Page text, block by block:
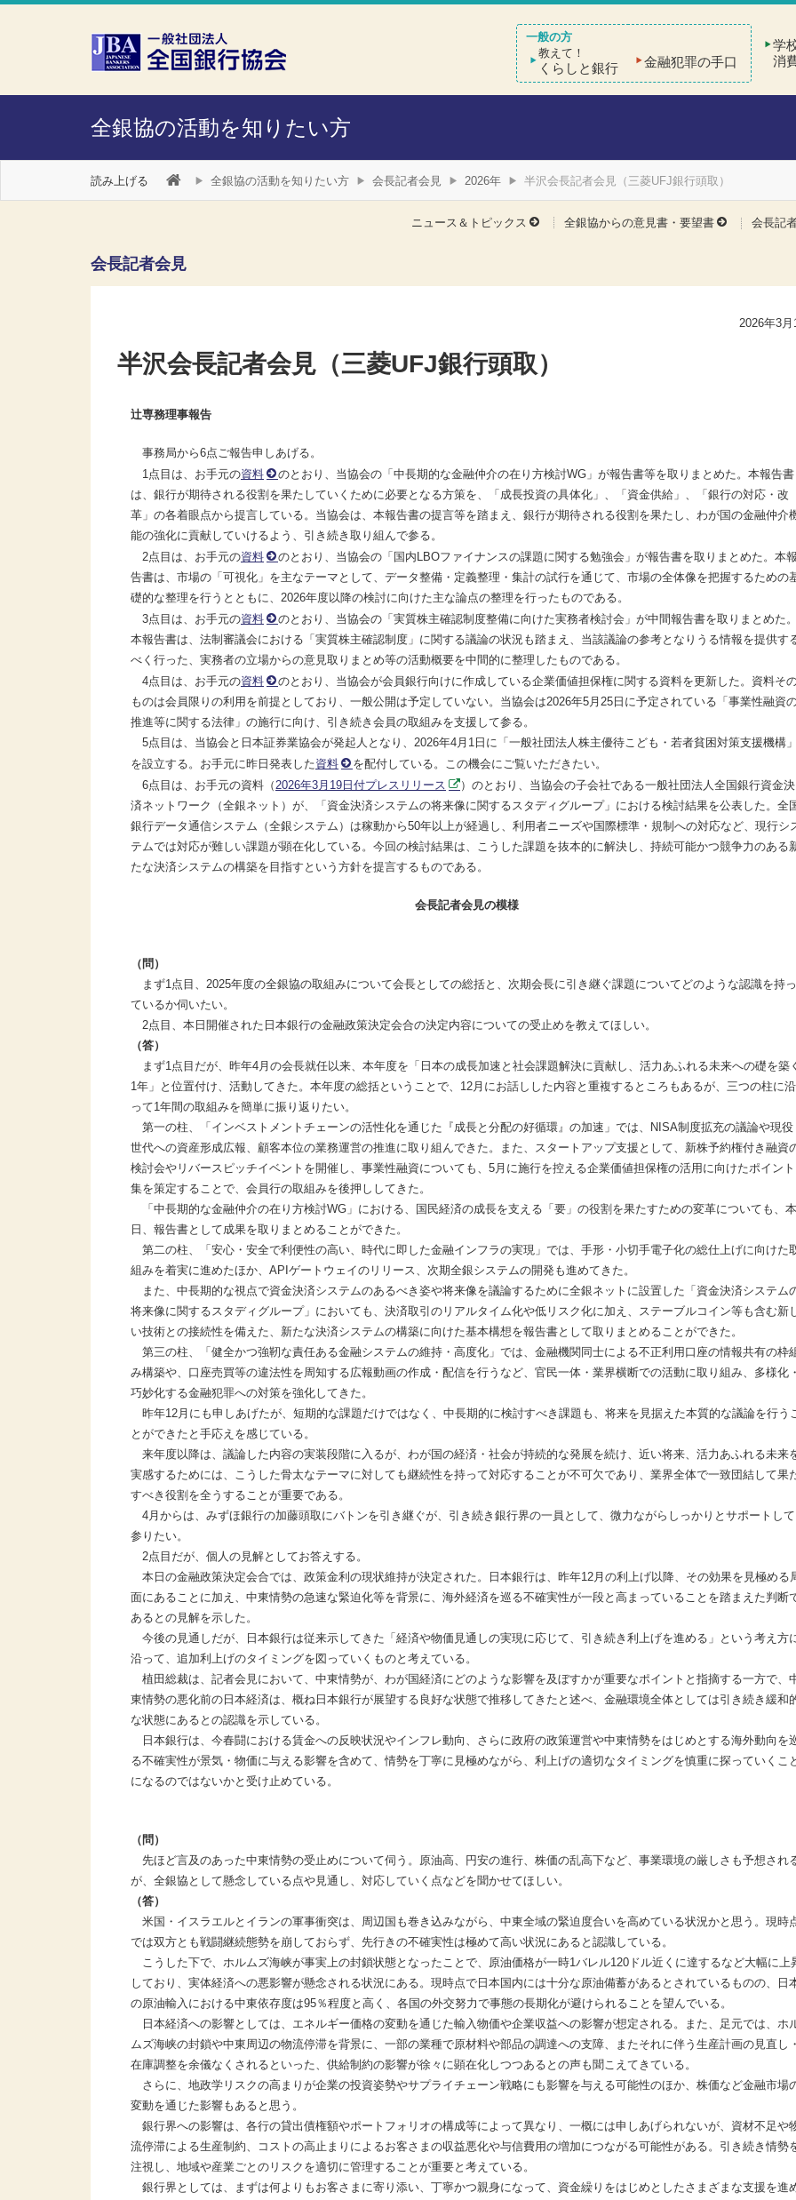
本文へスキップ
障がい者向け相談窓口
教えて！
くらしと銀行 金融犯罪の手口
学
消
全銀協の活動を知りたい方
読み上げる 全銀協の活動を知りたい方 会長記者会見 2026年 半沢会長記者会見（三菱UFJ銀行頭取）
ニュース＆トピックス 全銀協からの意見書・要望書 会長記
会長記者会見
2026年3月
半沢会長記者会見（三菱UFJ銀行頭取）
辻専務理事報告
事務局から6点ご報告申しあげる。
1点目は、お手元の資料
のとおり、当協会の「中長期的な金融仲介の在り方検討WG」が報告書等を取りまとめた。本報告書
は、銀行が期待される役割を果たしていくために必要となる方策を、「成長投資の具体化」、「資金供給」、「銀行の対応・改
革」の各着眼点から提言している。当協会は、本報告書の提言等を踏まえ、銀行が期待される役割を果たし、わが国の金融仲介
能の強化に貢献していけるよう、引き続き取り組んで参る。
2点目は、お手元の資料
のとおり、当協会の「国内LBOファイナンスの課題に関する勉強会」が報告書を取りまとめた。本報
告書は、市場の「可視化」を主なテーマとして、データ整備・定義整理・集計の試行を通じて、市場の全体像を把握するための
礎的な整理を行うとともに、2026年度以降の検討に向けた主な論点の整理を行ったものである。
3点目は、お手元の資料
のとおり、当協会の「実質株主確認制度整備に向けた実務者検討会」が中間報告書を取りまとめた。
本報告書は、法制審議会における「実質株主確認制度」に関する議論の状況も踏まえ、当該議論の参考となりうる情報を提供す
べく行った、実務者の立場からの意見取りまとめ等の活動概要を中間的に整理したものである。
4点目は、お手元の資料
のとおり、当協会が会員銀行向けに作成している企業価値担保権に関する資料を更新した。資料そ
ものは会員限りの利用を前提としており、一般公開は予定していない。当協会は2026年5月25日に予定されている「事業性融資
推進等に関する法律」の施行に向け、引き続き会員の取組みを支援して参る。
5点目は、当協会と日本証券業協会が発起人となり、2026年4月1日に「一般社団法人株主優待こども・若者貧困対策支援機構」
を設立する。お手元に昨日発表した資料
を配付している。この機会にご覧いただきたい。
6点目は、お手元の資料（2026年3月19日付プレスリリース
）のとおり、当協会の子会社である一般社団法人全国銀行資金決
済ネットワーク（全銀ネット）が、「資金決済システムの将来像に関するスタディグループ」における検討結果を公表した。全
銀行データ通信システム（全銀システム）は稼動から50年以上が経過し、利用者ニーズや国際標準・規制への対応など、現行シ
テムでは対応が難しい課題が顕在化している。今回の検討結果は、こうした課題を抜本的に解決し、持続可能かつ競争力のある
たな決済システムの構築を目指すという方針を提言するものである。
会長記者会見の模様
（問）
まず1点目、2025年度の全銀協の取組みについて会長としての総括と、次期会長に引き継ぐ課題についてどのような認識を持っ
ているか伺いたい。
2点目、本日開催された日本銀行の金融政策決定会合の決定内容についての受止めを教えてほしい。
（答）
まず1点目だが、昨年4月の会長就任以来、本年度を「日本の成長加速と社会課題解決に貢献し、活力あふれる未来への礎を築く
1年」と位置付け、活動してきた。本年度の総括ということで、12月にお話しした内容と重複するところもあるが、三つの柱に沿
って1年間の取組みを簡単に振り返りたい。
第一の柱、「インベストメントチェーンの活性化を通じた『成長と分配の好循環』の加速」では、NISA制度拡充の議論や現役
世代への資産形成広報、顧客本位の業務運営の推進に取り組んできた。また、スタートアップ支援として、新株予約権付き融資
検討会やリバースピッチイベントを開催し、事業性融資についても、5月に施行を控える企業価値担保権の活用に向けたポイント
集を策定することで、会員行の取組みを後押ししてきた。
「中長期的な金融仲介の在り方検討WG」における、国民経済の成長を支える「要」の役割を果たすための変革についても、本
日、報告書として成果を取りまとめることができた。
第二の柱、「安心・安全で利便性の高い、時代に即した金融インフラの実現」では、手形・小切手電子化の総仕上げに向けた
組みを着実に進めたほか、APIゲートウェイのリリース、次期全銀システムの開発も進めてきた。
また、中長期的な視点で資金決済システムのあるべき姿や将来像を議論するために全銀ネットに設置した「資金決済システム
将来像に関するスタディグループ」においても、決済取引のリアルタイム化や低リスク化に加え、ステーブルコイン等も含む新
い技術との接続性を備えた、新たな決済システムの構築に向けた基本構想を報告書として取りまとめることができた。
第三の柱、「健全かつ強靭な責任ある金融システムの維持・高度化」では、金融機関同士による不正利用口座の情報共有の枠
み構築や、口座売買等の違法性を周知する広報動画の作成・配信を行うなど、官民一体・業界横断での活動に取り組み、多様化・
巧妙化する金融犯罪への対策を強化してきた。
昨年12月にも申しあげたが、短期的な課題だけではなく、中長期的に検討すべき課題も、将来を見据えた本質的な議論を行う
とができたと手応えを感じている。
来年度以降は、議論した内容の実装段階に入るが、わが国の経済・社会が持続的な発展を続け、近い将来、活力あふれる未来
実感するためには、こうした骨太なテーマに対しても継続性を持って対応することが不可欠であり、業界全体で一致団結して果
すべき役割を全うすることが重要である。
4月からは、みずほ銀行の加藤頭取にバトンを引き継ぐが、引き続き銀行界の一員として、微力ながらしっかりとサポートして
参りたい。
2点目だが、個人の見解としてお答えする。
本日の金融政策決定会合では、政策金利の現状維持が決定された。日本銀行は、昨年12月の利上げ以降、その効果を見極める
面にあることに加え、中東情勢の急速な緊迫化等を背景に、海外経済を巡る不確実性が一段と高まっていることを踏まえた判断
あるとの見解を示した。
今後の見通しだが、日本銀行は従来示してきた「経済や物価見通しの実現に応じて、引き続き利上げを進める」という考え方
沿って、追加利上げのタイミングを図っていくものと考えている。
植田総裁は、記者会見において、中東情勢が、わが国経済にどのような影響を及ぼすかが重要なポイントと指摘する一方で、
東情勢の悪化前の日本経済は、概ね日本銀行が展望する良好な状態で推移してきたと述べ、金融環境全体としては引き続き緩和
な状態にあるとの認識を示している。
日本銀行は、今春闘における賃金への反映状況やインフレ動向、さらに政府の政策運営や中東情勢をはじめとする海外動向を
る不確実性が景気・物価に与える影響を含めて、情勢を丁寧に見極めながら、利上げの適切なタイミングを慎重に探っていくこ
になるのではないかと受け止めている。
（問）
先ほど言及のあった中東情勢の受止めについて伺う。原油高、円安の進行、株価の乱高下など、事業環境の厳しさも予想され
が、全銀協として懸念している点や見通し、対応していく点などを聞かせてほしい。
（答）
米国・イスラエルとイランの軍事衝突は、周辺国も巻き込みながら、中東全域の緊迫度合いを高めている状況かと思う。現時
では双方とも戦闘継続態勢を崩しておらず、先行きの不確実性は極めて高い状況にあると認識している。
こうした下で、ホルムズ海峡が事実上の封鎖状態となったことで、原油価格が一時1バレル120ドル近くに達するなど大幅に上
しており、実体経済への悪影響が懸念される状況にある。現時点で日本国内には十分な原油備蓄があるとされているものの、日
の原油輸入における中東依存度は95％程度と高く、各国の外交努力で事態の長期化が避けられることを望んでいる。
日本経済への影響としては、エネルギー価格の変動を通じた輸入物価や企業収益への影響が想定される。また、足元では、ホ
ムズ海峡の封鎖や中東周辺の物流停滞を背景に、一部の業種で原材料や部品の調達への支障、またそれに伴う生産計画の見直し・
在庫調整を余儀なくされるといった、供給制約の影響が徐々に顕在化しつつあるとの声も聞こえてきている。
さらに、地政学リスクの高まりが企業の投資姿勢やサプライチェーン戦略にも影響を与える可能性のほか、株価など金融市場
変動を通じた影響もあると思う。
銀行界への影響は、各行の貸出債権額やポートフォリオの構成等によって異なり、一概には申しあげられないが、資材不足や
流停滞による生産制約、コストの高止まりによるお客さまの収益悪化や与信費用の増加につながる可能性がある。引き続き情勢
注視し、地域や産業ごとのリスクを適切に管理することが重要と考えている。
銀行界としては、まずは何よりもお客さまに寄り添い、丁寧かつ親身になって、資金繰りをはじめとしたさまざまな支援を進